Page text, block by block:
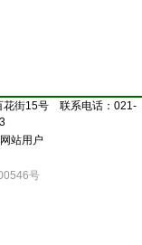
街15号 联系电话：021-
站用户
号